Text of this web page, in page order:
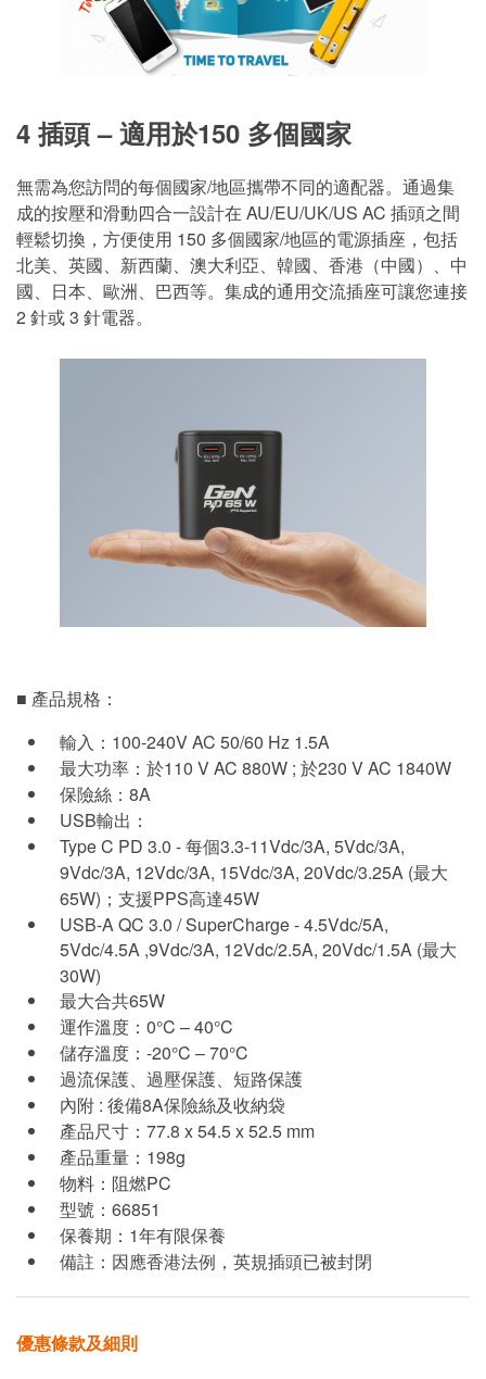
4 插頭 – 適用於150 多個國家
無需為您訪問的每個國家/地區攜帶不同的適配器。通過集
成的按壓和滑動四合一設計在 AU/EU/UK/US AC 插頭之間
輕鬆切換，方便使用 150 多個國家/地區的電源插座，包括
北美、英國、新西蘭、澳大利亞、韓國、香港（中國）、中
國、日本、歐洲、巴西等。集成的通用交流插座可讓您連接
2 針或 3 針電器。
■ 產品規格：
輸入：100-240V AC 50/60 Hz 1.5A
最大功率：於110 V AC 880W ; 於230 V AC 1840W
保險絲：8A
USB輸出：
Type C PD 3.0 - 每個3.3-11Vdc/3A, 5Vdc/3A,
9Vdc/3A, 12Vdc/3A, 15Vdc/3A, 20Vdc/3.25A (最大
65W)；支援PPS高達45W
USB-A QC 3.0 / SuperCharge - 4.5Vdc/5A,
5Vdc/4.5A ,9Vdc/3A, 12Vdc/2.5A, 20Vdc/1.5A (最大
30W)
最大合共65W
運作溫度：0°C – 40°C
儲存溫度：-20°C – 70°C
過流保護、過壓保護、短路保護
內附 : 後備8A保險絲及收納袋
產品尺寸：77.8 x 54.5 x 52.5 mm
產品重量：198g
物料：阻燃PC
型號：66851
保養期：1年有限保養
備註：因應香港法例，英規插頭已被封閉
優惠條款及細則